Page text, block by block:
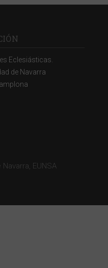
Eclesiásticas.
de Navarra
EUNSA